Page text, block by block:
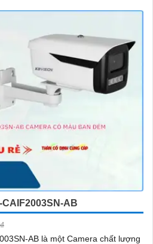
AB
AB là một Camera chất lượng